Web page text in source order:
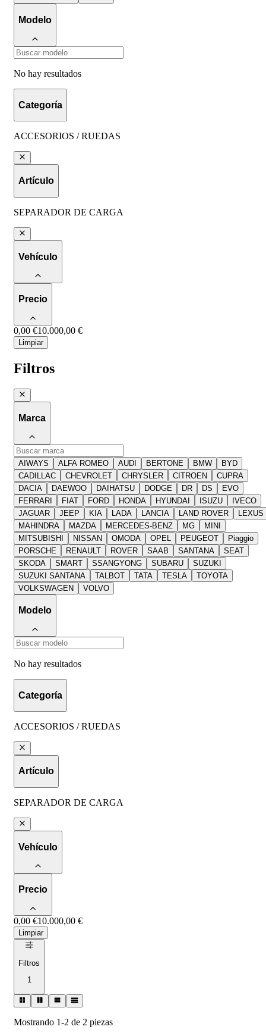
Modelo
No hay resultados
Categoría
ACCESORIOS / RUEDAS
Artículo
SEPARADOR DE CARGA
Vehículo
Precio
0,00 €10.000,00 €
Limpiar
Filtros
Marca
AIWAYS ALFA ROMEO AUDI BERTONE BMW
BYD
CADILLAC
CHEVROLET CHRYSLER CITROEN
CUPRA
DACIA
DAEWOO DAIHATSU DODGE DR DS
EVO
FERRARI
FIAT FORD HONDA HYUNDAI ISUZU
IVECO
JAGUAR
JEEP KIA LADA LANCIA LAND ROVER
LEXUS
MAHINDRA
MAZDA MERCEDES-BENZ MG
MINI
MITSUBISHI
NISSAN OMODA OPEL PEUGEOT
Piaggio
PORSCHE
RENAULT ROVER SAAB SANTANA
SEAT
SKODA
SMART SSANGYONG SUBARU
SUZUKI
SUZUKI SANTANA
TALBOT TATA TESLA
TOYOTA
VOLKSWAGEN
VOLVO
Modelo
No hay resultados
Categoría
ACCESORIOS / RUEDAS
Artículo
SEPARADOR DE CARGA
Vehículo
Precio
0,00 €10.000,00 €
Limpiar
Filtros
1
Mostrando 1-2 de 2 piezas